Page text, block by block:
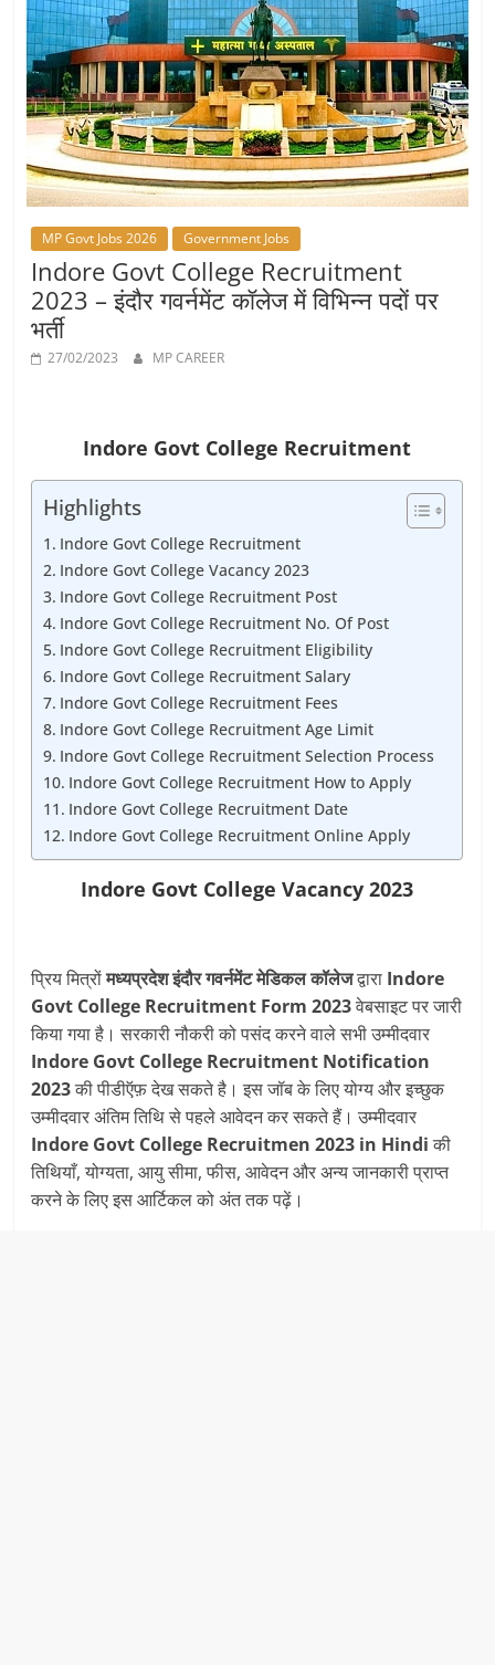
Job
Vacancy
MP Govt Jobs 2026 Government Jobs
Indore Govt College Recruitment
2023 – इंदौर गवर्नमेंट कॉलेज में विभिन्‍न पदाें पर
भर्ती
27/02/2023 MP CAREER
Indore Govt College Recruitment
Highlights
Indore Govt College Recruitment
Indore Govt College Vacancy 2023
Indore Govt College Recruitment Post
Indore Govt College Recruitment No. Of Post
Indore Govt College Recruitment Eligibility
Indore Govt College Recruitment Salary
Indore Govt College Recruitment Fees
Indore Govt College Recruitment Age Limit
Indore Govt College Recruitment Selection Process
Indore Govt College Recruitment How to Apply
Indore Govt College Recruitment Date
Indore Govt College Recruitment Online Apply
Indore Govt CollegeVacancy2023
प्रिय मित्रोंमध्यप्रदेश इंदौर गवर्नमेंट मेडिकल कॉलेजद्वारा Indore
Govt College Recruitment Form 2023वेबसाइट पर जारी
किया गया है। सरकारी नौकरी को पसंद करने वाले सभी उम्मीदवार
Indore Govt College Recruitment Notification
2023की पीडीऍफ़ देख सकते है। इस जॉब के लिए योग्य और इच्छुक
उम्मीदवार अंतिम तिथि से पहले आवेदन कर सकते हैं। उम्मीदवार
Indore Govt College Recruitmen2023 in Hindiकी
तिथियाँ, योग्यता, आयु सीमा, फीस, आवेदन और अन्य जानकारी प्राप्त
करने के लिए इस आर्टिकल को अंत तक पढ़ें।